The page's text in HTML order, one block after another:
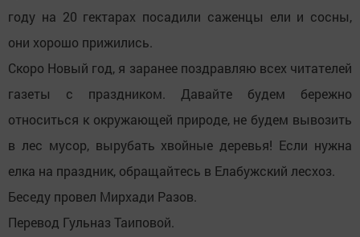
году на 20 гектарах посадили саженцы ели и сосны,
они хорошо прижились.
Скоро Новый год, я заранее поздравляю всех читателей
газеты с праздником. Давайте будем бережно
относиться к окружающей природе, не будем вывозить
в лес мусор, вырубать хвойные деревья! Если нужна
елка на праздник, обращайтесь в Елабужский лесхоз.
Беседу провел Мирхади Разов.
Перевод Гульназ Таиповой.